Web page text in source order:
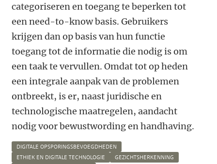
categoriseren en toegang te beperken tot
een need-to-know basis. Gebruikers
krijgen dan op basis van hun functie
toegang tot de informatie die nodig is om
een taak te vervullen. Omdat tot op heden
een integrale aanpak van de problemen
ontbreekt, is er, naast juridische en
technologische maatregelen, aandacht
nodig voor bewustwording en handhaving.
DIGITALE OPSPORINGSBEVOEGDHEDEN
ETHIEK EN DIGITALE TECHNOLOGIE
GEZICHTSHERKENNING